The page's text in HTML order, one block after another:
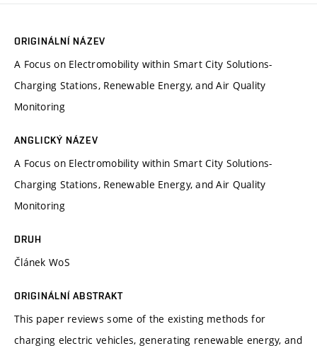
ORIGINÁLNÍ NÁZEV
A Focus on Electromobility within Smart City Solutions-
Charging Stations, Renewable Energy, and Air Quality
Monitoring
ANGLICKÝ NÁZEV
A Focus on Electromobility within Smart City Solutions-
Charging Stations, Renewable Energy, and Air Quality
Monitoring
DRUH
Článek WoS
ORIGINÁLNÍ ABSTRAKT
This paper reviews some of the existing methods for
charging electric vehicles, generating renewable energy, and